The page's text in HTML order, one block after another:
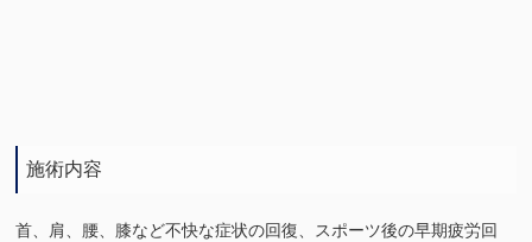
施術内容
首、肩、腰、膝など不快な症状の回復、スポーツ後の早期疲労回